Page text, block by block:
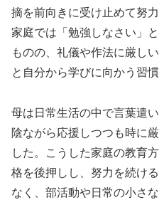
摘を前向きに受け止めて努
家庭では「勉強しなさい」
ものの、礼儀や作法に厳し
と自分から学びに向かう習
母は日常生活の中で言葉遣
陰ながら応援しつつも時に
した。こうした家庭の教育
格を後押しし、努力を続け
なく、部活動や日常の小さ